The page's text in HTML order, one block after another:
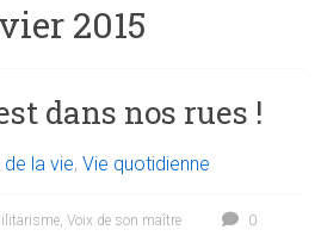
2015
dans nos rues !
de la vie,Vie quotidienne
,Voix de son maître
0